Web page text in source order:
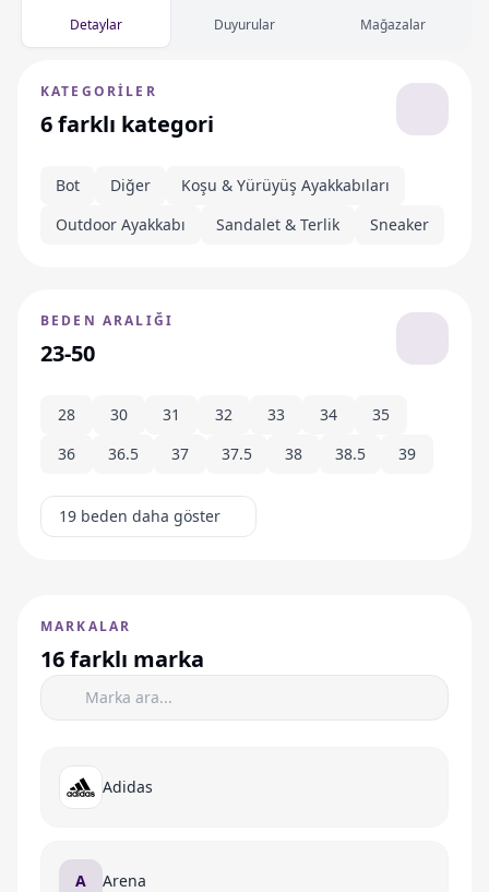
Detaylar Duyurular Mağazalar
KATEGORILER
6 farklı kategori
Bot Diğer
Koşu & Yürüyüş Ayakkabıları
Outdoor Ayakkabı
Sandalet & Terlik Sneaker
BEDEN ARALIĞI
23-50
28 30 31 32 33 34
35
36
36.5 37 37.5 38 38.5 39
19 beden daha göster
MARKALAR
16 farklı marka
Adidas
A Arena